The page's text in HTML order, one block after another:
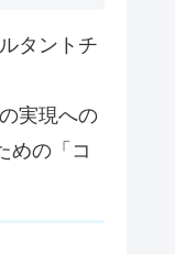
タントチ
実現への
めの「コ